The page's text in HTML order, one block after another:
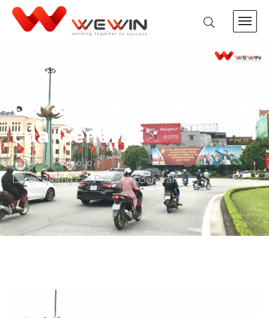
Dự án quảng cáo Pano
của Generali
Home
Portfolio
Dự án quảng cáo Pano của Generali